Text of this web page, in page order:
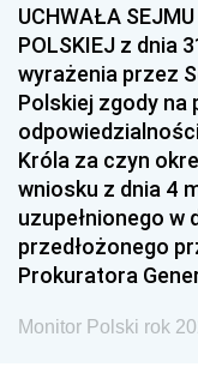
1954
1951
1948
1939
1936
UCHWAŁA
POLSKIEJ z dnia
wyrażenia przez
Polskiej zgody na
Króla za czyn
wniosku z dnia 4
uzupełnionego w
przedłożonego
Prokuratora
Monitor Polski rok